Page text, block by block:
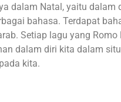
dalam Natal, yaitu
bahasa. Terdapat
Setiap lagu yang
dalam diri kita dalam
kita.